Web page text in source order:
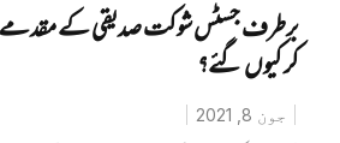
برطرف جسٹس شوکت صدیقی کے مقدمے
کر کیوں گئے؟
جون 8, 2021